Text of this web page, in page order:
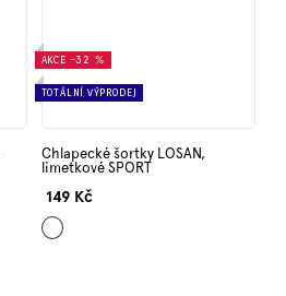
AKCE –32 %
TOTÁLNÍ VÝPRODEJ
Chlapecké šortky LOSAN,
limetkové SPORT
149 Kč
Zelená